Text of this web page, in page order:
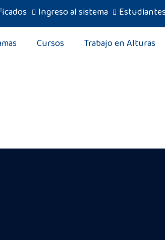
Ingreso al sistema Estudiantes
Cursos Trabajo en Alturas